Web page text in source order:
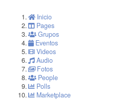
Inicio
Pages
Grupos
Eventos
Videos
Audio
Fotos
People
Polls
Marketplace